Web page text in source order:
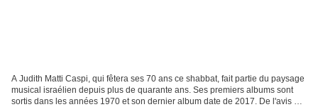
A Judith Matti Caspi, qui fêtera ses 70 ans ce shabbat, fait partie du paysage
musical israélien depuis plus de quarante ans. Ses premiers albums sont
sortis dans les années 1970 et son dernier album date de 2017. De l'avis de